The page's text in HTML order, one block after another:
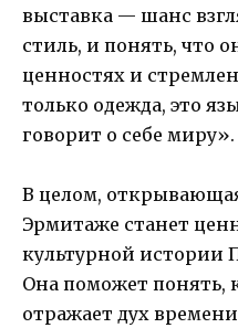
выставка — шанс
стиль, и понять, что
ценностях и
только одежда, это
говорит о себе миру».
В целом,
Эрмитаже станет
культурной истории
Она поможет понять,
отражает дух